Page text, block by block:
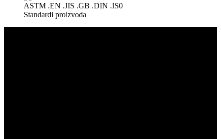
ASTM .EN .JIS .GB .DIN .IS0
Standardi proizvoda